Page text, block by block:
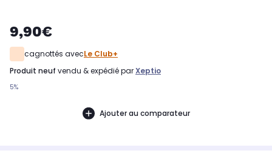
9,90€
cagnottés avecLe Club+
produit neuf vendu & expédié parXeptio
5%
Ajouter au comparateur